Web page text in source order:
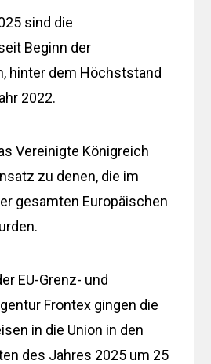
sind die
Beginn der
hinter dem Höchststand
2022.
Vereinigte Königreich
zu denen, die im
gesamten Europäischen
EU-Grenz- und
Frontex gingen die
in die Union in den
des Jahres 2025 um 25